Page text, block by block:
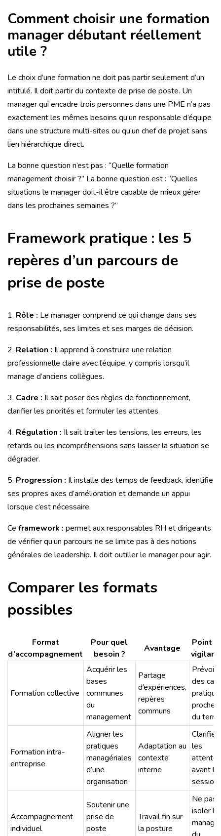
Comment choisir une formation
manager débutant réellement
utile ?
Le choix d’une formation ne doit pas partir seulement d’un
intitulé. Il doit partir du contexte de prise de poste. Un
manager qui encadre trois personnes dans une PME n’a pas
exactement les mêmes besoins qu’un responsable d’équipe
dans une structure multi-sites ou qu’un chef de projet sans
lien hiérarchique direct.
La bonne question n’est pas : “Quelle formation
management choisir ?” La bonne question est : “Quelles
situations le manager doit-il être capable de mieux gérer
dans les prochaines semaines ?”
Framework pratique : les 5
repères d’un parcours de
prise de poste
1. Rôle : Le manager comprend ce qui change dans ses
responsabilités, ses limites et ses marges de décision.
2. Relation : Il apprend à construire une relation
professionnelle claire avec l’équipe, y compris lorsqu’il
manage d’anciens collègues.
3. Cadre : Il sait poser des règles de fonctionnement,
clarifier les priorités et formuler les attentes.
4. Régulation : Il sait traiter les tensions, les erreurs, les
retards ou les incompréhensions sans laisser la situation se
dégrader.
5. Progression : Il installe des temps de feedback, identifie
ses propres axes d’amélioration et demande un appui
lorsque c’est nécessaire.
Ce framework : permet aux responsables RH et dirigeants
de vérifier qu’un parcours ne se limite pas à des notions
générales de leadership. Il doit outiller le manager pour agir.
Comparer les formats
possibles
Format
d’accompagnement
Pour quel
besoin ?
Avantage
Point
Formation collective
Acquérir les
bases
communes
du
management
Partage
d’expériences,
repères
communs
Prévoir
des cas
proches
du
Formation intra-
entreprise
Aligner les
pratiques
managériales
d’une
organisation
Adaptation au
contexte
interne
Clarifier
les
attentes
avant la
session
Accompagnement
individuel
Soutenir une
prise de
poste
Travail fin sur
la posture
Ne pas
isoler le
manager